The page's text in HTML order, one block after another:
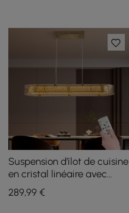
Suspension d'îlot de cuisine
en cristal linéaire avec
télécommande, LED
dimmable 3-CCT
289,99 €